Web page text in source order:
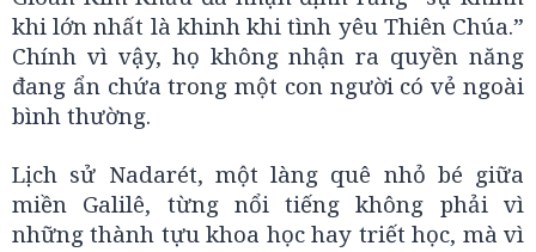
khi lớn nhất là khinh khi tình yêu Thiên Chúa.”
Chính vì vậy, họ không nhận ra quyền năng
đang ẩn chứa trong một con người có vẻ ngoài
bình thường.
Lịch sử Nadarét, một làng quê nhỏ bé giữa
miền Galilê, từng nổi tiếng không phải vì
những thành tựu khoa học hay triết học, mà vì